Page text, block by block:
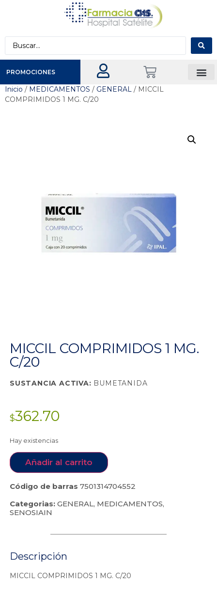
PROMOCIONES
Inicio / MEDICAMENTOS / GENERAL / MICCIL
COMPRIMIDOS 1 MG. C/20
MICCIL COMPRIMIDOS 1 MG.
C/20
SUSTANCIA ACTIVA: BUMETANIDA
$362.70
Hay existencias
Añadir al carrito
Código de barras 7501314704552
Categorias: GENERAL, MEDICAMENTOS,
SENOSIAIN
Descripción
MICCIL COMPRIMIDOS 1 MG. C/20